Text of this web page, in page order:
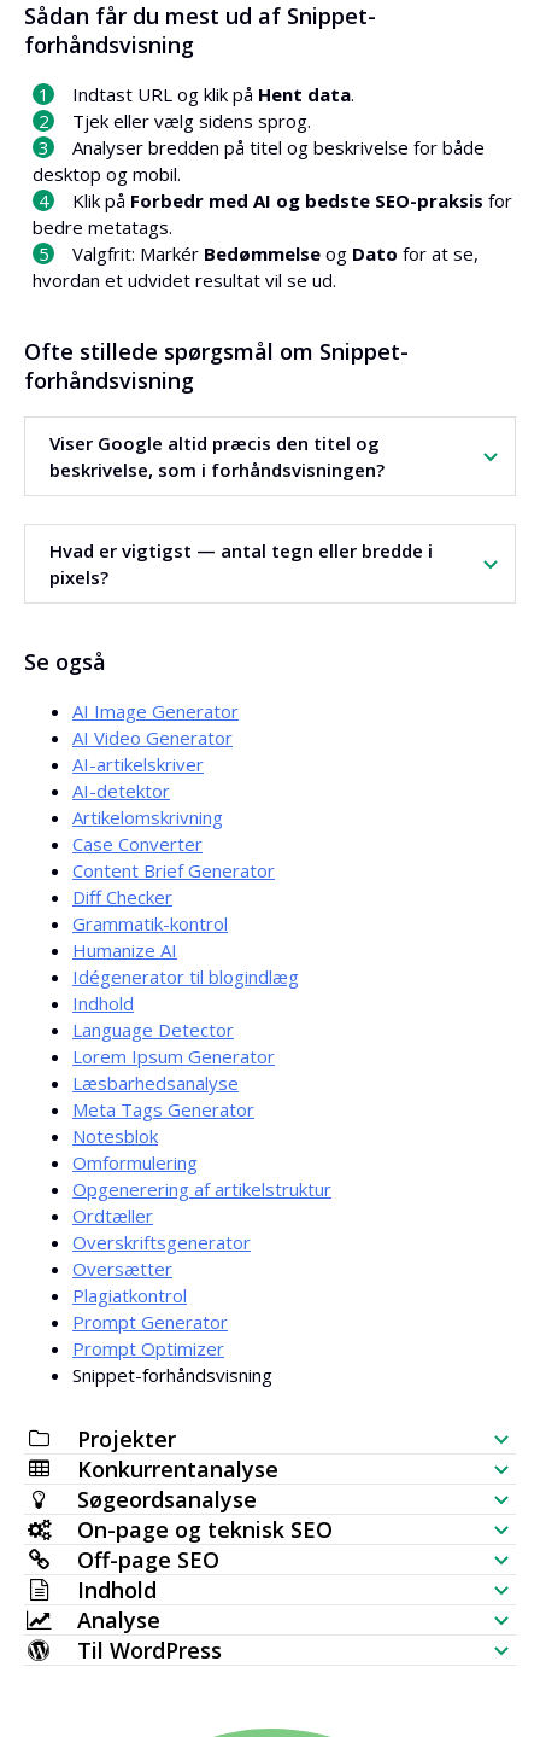
Sådan får du mest ud af Snippet-
forhåndsvisning
Indtast URL og klik på Hent data.
Tjek eller vælg sidens sprog.
Analyser bredden på titel og beskrivelse for både
desktop og mobil.
Klik på Forbedr med AI og bedste SEO-praksis for
bedre metatags.
Valgfrit: Markér Bedømmelse og Dato for at se,
hvordan et udvidet resultat vil se ud.
Ofte stillede spørgsmål om Snippet-
forhåndsvisning
Viser Google altid præcis den titel og
beskrivelse, som i forhåndsvisningen?
Ikke altid. Google ændrer nogle gange metatags, men
forhåndsvisningen hjælper dig med at lave dem efter
bedste praksis, hvilket øger chancen for at de vises.
Hvad er vigtigst — antal tegn eller bredde i
pixels?
fra bredden, ikke antallet af tegn. Prøv at holde dig under
Se også
AI Image Generator
AI Video Generator
AI-artikelskriver
AI-detektor
Artikelomskrivning
Case Converter
Content Brief Generator
Diff Checker
Grammatik-kontrol
Humanize AI
Idégenerator til blogindlæg
Indhold
Language Detector
Lorem Ipsum Generator
Læsbarhedsanalyse
Meta Tags Generator
Notesblok
Omformulering
Opgenerering af artikelstruktur
Ordtæller
Overskriftsgenerator
Oversætter
Plagiatkontrol
Prompt Generator
Prompt Optimizer
Snippet-forhåndsvisning
Projekter
SEO-tjekliste
Konkurrentanalyse
Synlighedskontrol af hjemmeside
SERP-analyse
Søgeordsanalyse
Søgeordsgenerator
Bulk søgevolumenkontrol
Søgeordsidéer (live data)
On-page og teknisk SEO
SEO-audit
Søgeordsplacering
HTTP-anmodning
Off-page SEO
Backlink-kontrol
Mest linkede sider
Indhold
AI-artikelgenerator
Analyse
Søgeordsrangeringstjek
Til WordPress